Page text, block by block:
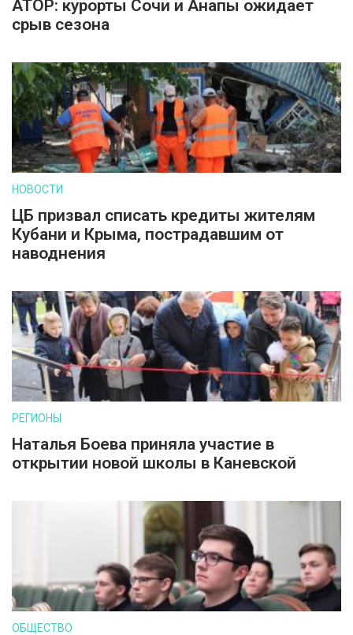
АТОР: курорты Сочи и Анапы ожидает
срыв сезона
НОВОСТИ
ЦБ призвал списать кредиты жителям
Кубани и Крыма, пострадавшим от
наводнения
РЕГИОНЫ
Наталья Боева приняла участие в
открытии новой школы в Каневской
ОБЩЕСТВО